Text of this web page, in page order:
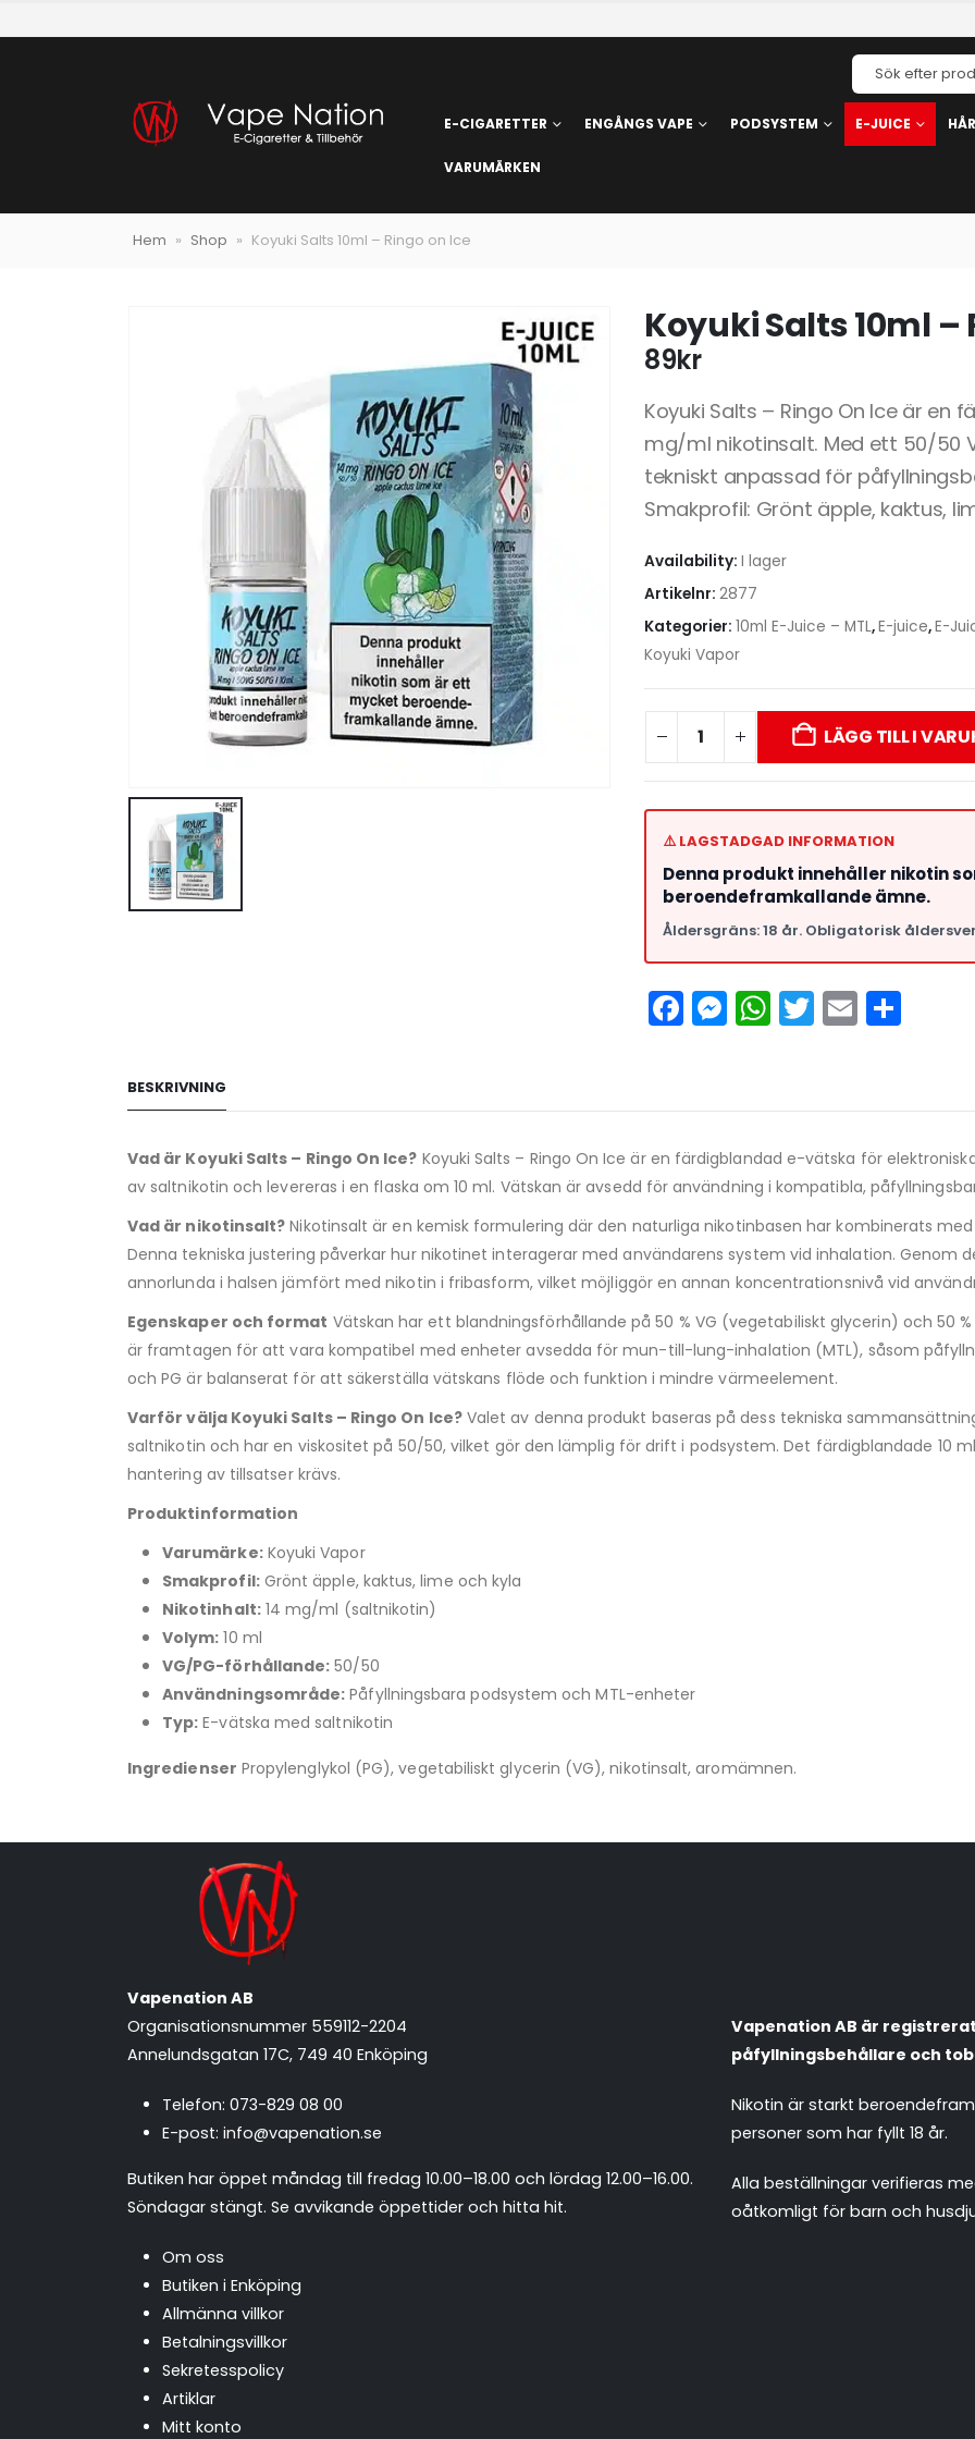
E-CIGARETTER ENGÅNGS VAPE PODSYSTEM E-JUICE
VARUMÄRKEN
Hem » Shop » Koyuki Salts 10ml – Ringo on Ice
Koyuki Salts 10ml –
89kr
Koyuki Salts – Ringo On Ice är en
mg/ml nikotinsalt. Med ett 50/50
tekniskt anpassad för
Smakprofil: Grönt äpple, kaktus,
Availability: I lager
Artikelnr: 2877
Kategorier: 10ml E-Juice – MTL,E-juice,E-
Koyuki Vapor
LÄGG TILL I
⚠️ LAGSTADGAD INFORMATION
Denna produkt innehåller nikotin
beroendeframkallande ämne.
Åldersgräns: 18 år. Obligatorisk
Facebook
Messenger
WhatsApp
Twitter
Email
BESKRIVNING
Vad är Koyuki Salts – Ringo On Ice? Koyuki Salts – Ringo On Ice är en färdigblandad e-vätska för
av saltnikotin och levereras i en flaska om 10 ml. Vätskan är avsedd för användning i kompatibla,
Vad är nikotinsalt? Nikotinsalt är en kemisk formulering där den naturliga nikotinbasen har kombinerats
Denna tekniska justering påverkar hur nikotinet interagerar med användarens system vid inhalation. Genom
annorlunda i halsen jämfört med nikotin i fribasform, vilket möjliggör en annan koncentrationsnivå vid
Egenskaper och format Vätskan har ett blandningsförhållande på 50 % VG (vegetabiliskt glycerin) och 50
är framtagen för att vara kompatibel med enheter avsedda för mun-till-lung-inhalation (MTL), såsom
och PG är balanserat för att säkerställa vätskans flöde och funktion i mindre värmeelement.
Varför välja Koyuki Salts – Ringo On Ice?Valet av denna produkt baseras på dess tekniska
saltnikotin och har en viskositet på 50/50, vilket gör den lämplig för drift i podsystem. Det färdigblandade 10
hantering av tillsatser krävs.
Produktinformation
Varumärke:Koyuki Vapor
Smakprofil:Grönt äpple, kaktus, lime och kyla
Nikotinhalt:14 mg/ml (saltnikotin)
Volym: 10 ml
VG/PG-förhållande: 50/50
Användningsområde: Påfyllningsbara podsystem och MTL-enheter
Typ: E-vätska med saltnikotin
Ingredienser Propylenglykol (PG), vegetabiliskt glycerin (VG), nikotinsalt, aromämnen.
Vapenation AB
Organisationsnummer 559112-2204
Annelundsgatan 17C, 749 40 Enköping
Telefon: 073-829 08 00
E-post: info@vapenation.se
Butiken har öppet måndag till fredag 10.00–18.00 och lördag 12.00–16.00.
Söndagar stängt. Se avvikande öppettider och hitta hit.
Om oss
Butiken i Enköping
Allmänna villkor
Betalningsvillkor
Sekretesspolicy
Artiklar
Mitt konto
Vapenation AB är
påfyllningsbehållare och
Nikotin är starkt
personer som har fyllt 18 år.
Alla beställningar verifieras
oåtkomligt för barn och